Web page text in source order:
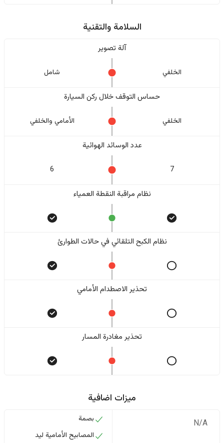
السلامة والتقنية
آلة تصوير
الخلفي شامل
حساس التوقف خلال ركن السيارة
الخلفي الأمامي والخلفي
عدد الوسائد الهوائية
7
6
نظام مراقبة النقطة العمياء
نظام الكبح التلقائي في حالات الطوارئ
تحذير الاصطدام الأمامي
تحذير مغادرة المسار
ميزات اضافية
N/A
بصمة
المصابيح الأمامية ليد